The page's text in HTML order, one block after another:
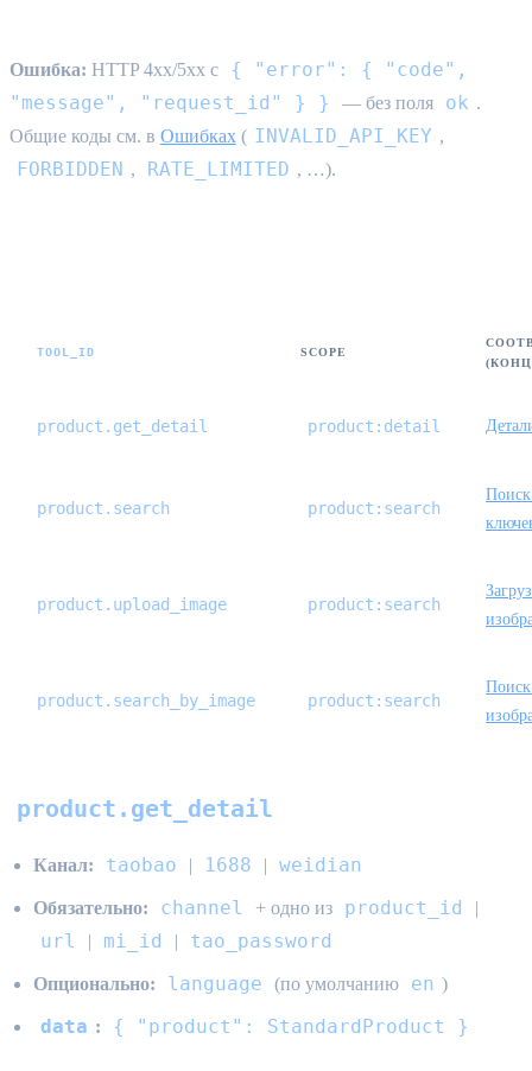
Ошибка: HTTP 4xx/5xx с
{ "error": { "code",
"message", "request_id" } }
— без поля ok .
Общие коды см. в Ошибках ( INVALID_API_KEY ,
FORBIDDEN , RATE_LIMITED , …).
TOOL_ID SCOPE
product.get_detail product:detail
product.search product:search
product.upload_image product:search
product.search_by_image product:search
product.get_detail
Канал: taobao | 1688 | weidian
Обязательно: channel + одно из product_id |
url | mi_id | tao_password
Опционально: language (по умолчанию en )
data : { "product": StandardProduct }